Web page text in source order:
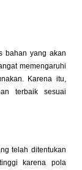
bahan yang akan
memengaruhi
Karena itu,
terbaik sesuai
telah ditentukan
karena pola